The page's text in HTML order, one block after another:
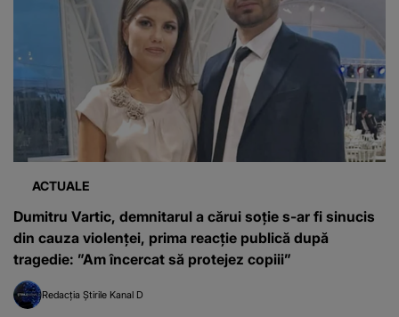
ACTUALE
Dumitru Vartic, demnitarul a cărui soție s-ar fi sinucis
din cauza violenței, prima reacție publică după
tragedie: ”Am încercat să protejez copiii”
Redacția Știrile Kanal D